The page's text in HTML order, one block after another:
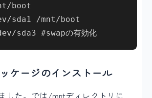
boot
sda1 /mnt/boot
ケージのインストール
した。では/mntディレクトリに